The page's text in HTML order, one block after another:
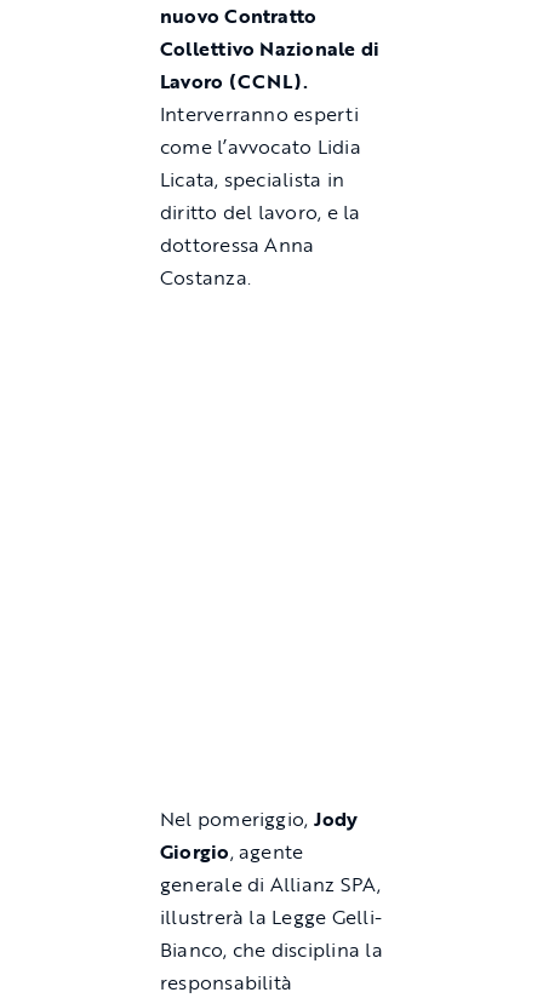
nuovo Contratto
Collettivo Nazionale di
Lavoro (CCNL).
Interverranno esperti
come l’avvocato Lidia
Licata, specialista in
diritto del lavoro, e la
dottoressa Anna
Costanza.
Nel pomeriggio, Jody
Giorgio, agente
generale di Allianz SPA,
illustrerà la Legge Gelli-
Bianco, che disciplina la
responsabilità